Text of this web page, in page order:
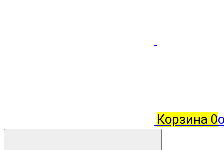
Корзина 0